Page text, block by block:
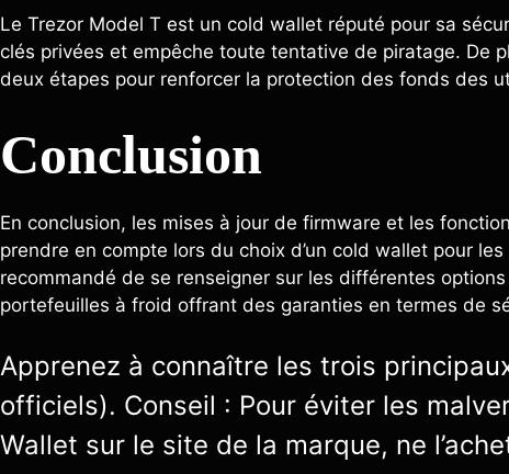
Le Trezor Model T est un cold wallet réputé pour sa
clés privées et empêche toute tentative de piratage. De
deux étapes pour renforcer la protection des fonds des
Conclusion
En conclusion, les mises à jour de firmware et les
prendre en compte lors du choix d’un cold wallet pour
recommandé de se renseigner sur les différentes
portefeuilles à froid offrant des garanties en termes de
Apprenez à connaître les trois
officiels). Conseil : Pour éviter les
Wallet sur le site de la marque, ne